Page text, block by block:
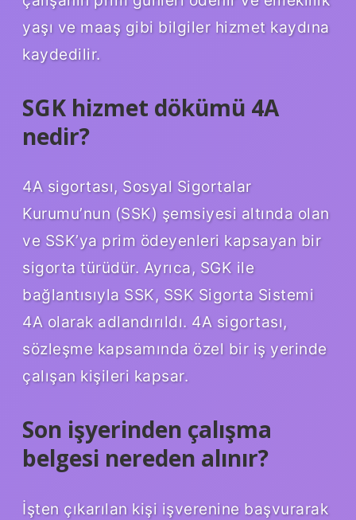
yaşı ve maaş gibi bilgiler hizmet kaydına
kaydedilir.
SGK hizmet dökümü 4A
nedir?
4A sigortası, Sosyal Sigortalar
Kurumu’nun (SSK) şemsiyesi altında olan
ve SSK’ya prim ödeyenleri kapsayan bir
sigorta türüdür. Ayrıca, SGK ile
bağlantısıyla SSK, SSK Sigorta Sistemi
4A olarak adlandırıldı. 4A sigortası,
sözleşme kapsamında özel bir iş yerinde
çalışan kişileri kapsar.
Son işyerinden çalışma
belgesi nereden alınır?
İşten çıkarılan kişi işverenine başvurarak